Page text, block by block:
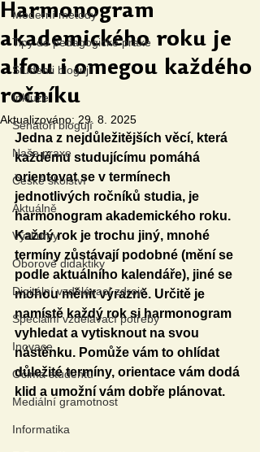
Moderní metody
Tipy do pedagogické praxe
Studenti blogují
Inkluze
Senátoři blogují
Naše praxe
České školství
Aktuálně
Výzkumy
Oborové didaktiky
Digitální vzdělávací zdroje
Speciální vzdělávací potřeby
Inovace
Očima studentů
Mediální gramotnost
Informatika
Harmonogram
akademického roku je
alfou i omegou každého
ročníku
Aktualizováno: 29. 8. 2025
Jedna z nejdůležitějších věcí, která
každému studujícímu pomáhá
orientovat se v termínech
jednotlivých ročníků studia, je
harmonogram akademického roku.
Každý rok je trochu jiný, mnohé
termíny zůstávají podobné (mění se
podle aktuálního kalendáře), jiné se
mohou měnit výrazně. Určitě je
namístě každý rok si harmonogram
vyhledat a vytisknout na svou
nástěnku. Pomůže vám to ohlídat
důležité termíny, orientace vám dodá
klid a umožní vám dobře plánovat.